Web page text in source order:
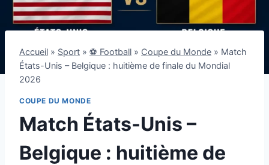
Accueil » Sport » ⚽ Football » Coupe du Monde » Match
États-Unis – Belgique : huitième de finale du Mondial
2026
COUPE DU MONDE
Match États-Unis –
Belgique : huitième de